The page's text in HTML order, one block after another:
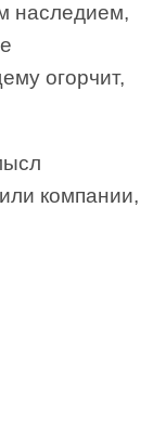
наследием,
огорчит,
компании,